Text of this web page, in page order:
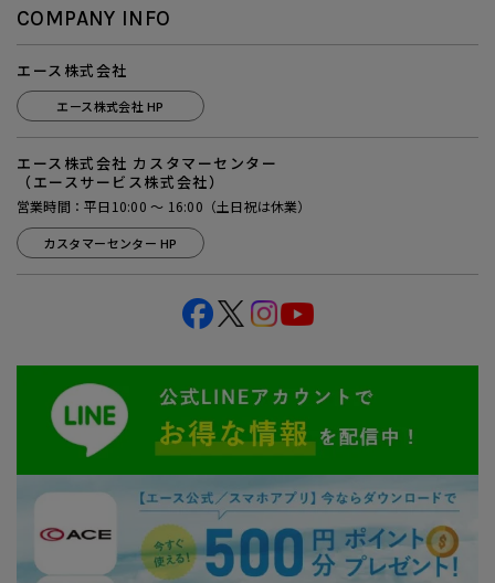
COMPANY INFO
エース株式会社
エース株式会社 HP
エース株式会社 カスタマーセンター
（エースサービス株式会社）
営業時間：平日10:00 ～ 16:00（土日祝は休業）
カスタマーセンター HP